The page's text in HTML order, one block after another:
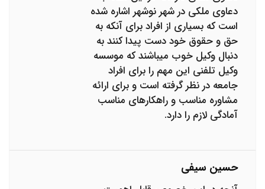
دعاوی ملکی در شهر نوشهر اشاره شده
است که بسیاری از افراد برای آنکه به
حق و حقوق خود دست پیدا کنند به
دنبال وکیل خوب میباشند که موسسه
وکیل تلفنی این مهم را برای افراد
جامعه در نظر گرفته است و برای ارائه
مشاوره مناسب و راهکارهای مناسب
آمادگی لازم را دارد.
حسین سیفی